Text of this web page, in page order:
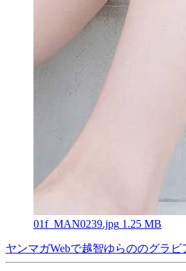
01f_MAN0239.jpg 1.25 MB
ヤンマガWebで越智ゆらののグラビ